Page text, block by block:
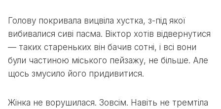
Голову покривала вицвіла хустка, з-під якої
вибивалися сиві пасма. Віктор хотів відвернутися
— таких стареньких він бачив сотні, і всі вони
були частиною міського пейзажу, не більше. Але
щось змусило його придивитися.
Жінка не ворушилася. Зовсім. Навіть не тремтіла